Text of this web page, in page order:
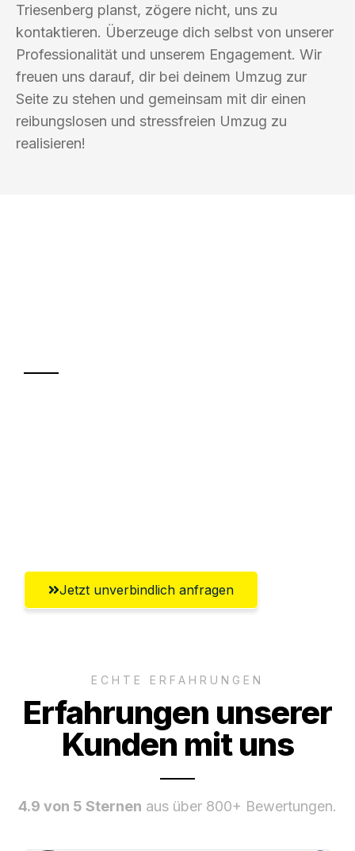
Triesenberg planst, zögere nicht, uns zu
kontaktieren. Überzeuge dich selbst von unserer
Professionalität und unserem Engagement. Wir
freuen uns darauf, dir bei deinem Umzug zur
Seite zu stehen und gemeinsam mit dir einen
reibungslosen und stressfreien Umzug zu
realisieren!
Jetzt unverbindlich anfragen
ECHTE ERFAHRUNGEN
Erfahrungen unserer
Kunden mit uns
4.9 von 5 Sternen aus über 800+ Bewertungen.